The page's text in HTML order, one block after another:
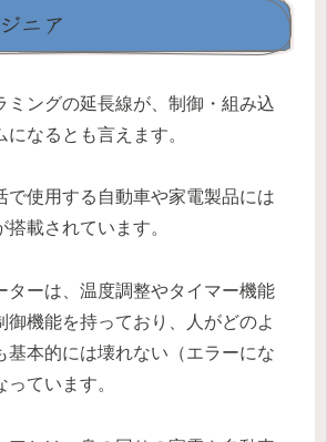
ニア
ミングの延長線が、制御・組み込
なるとも言えます。
で使用する自動車や家電製品には
載されています。
ターは、温度調整やタイマー機能
御機能を持っており、人がどのよ
基本的には壊れない（エラーにな
ています。